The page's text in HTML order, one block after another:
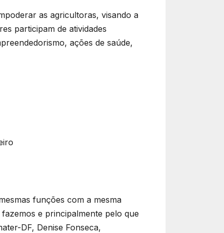
as agricultoras, visando a
participam de atividades
ações de saúde,
funções com a mesma
e principalmente pelo que
DF, Denise Fonseca,